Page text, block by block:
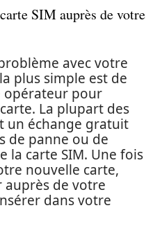
SIM auprès de votre
avec votre
plus simple est de
opérateur pour
La plupart des
un échange gratuit
de panne ou de
la carte SIM. Une fois
nouvelle carte,
auprès de votre
dans votre